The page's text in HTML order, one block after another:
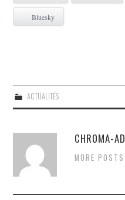
Bluesky
ACTUALITÉS
CHROMA-
MORE POSTS